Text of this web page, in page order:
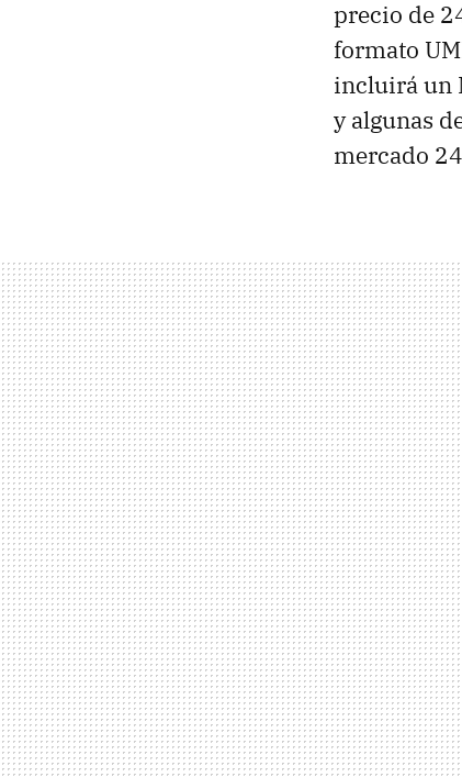
precio de
formato
incluirá un
y algunas
mercado